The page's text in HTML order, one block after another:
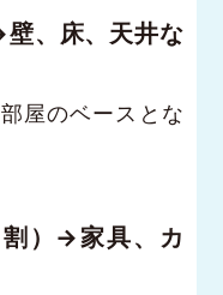
、床、天井な
屋のベースとな
）→家具、カ